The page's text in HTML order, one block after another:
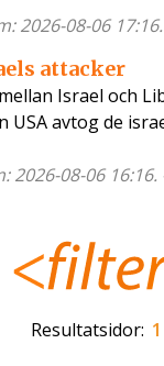
2026-08-06
attacker
Israel och
avtog de
08-06 16:16.
Resultatsidor: 1